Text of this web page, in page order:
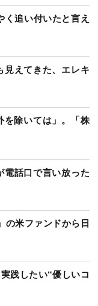
追い付いたと言え
見えてきた、エレキ
除いては」。「株
話口で言い放った
の米ファンドから日
践したい“優しいコ